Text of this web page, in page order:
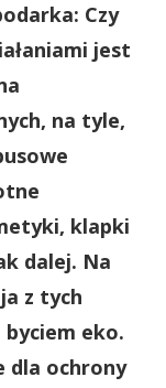
Czy
jest
na tyle,
klapki
dalej. Na
z tych
byciem eko.
dla ochrony